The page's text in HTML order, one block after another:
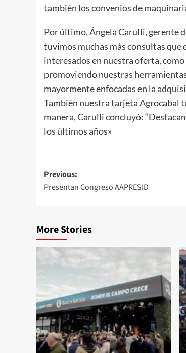
también los convenios de
Por último, Ángela Carulli, gerente
tuvimos muchas más consultas
interesados en nuestra oferta,
promoviendo nuestras
mayormente enfocadas en la
También nuestra tarjeta Agrocabal
manera, Carulli concluyó:
los últimos años»
Post
navigation
Previous:
Presentan Congreso AAPRESID
More Stories